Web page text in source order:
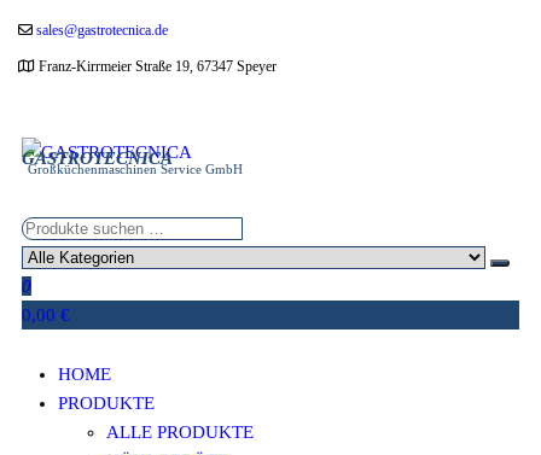
Zumsales@gastrotecnica.de
Franz-Kirrmeier Straße 19, 67347 Speyer
GASTROTECNICA
Großküchenmaschinen Service GmbH
0
0,00 €
HOME
PRODUKTE
ALLE PRODUKTE